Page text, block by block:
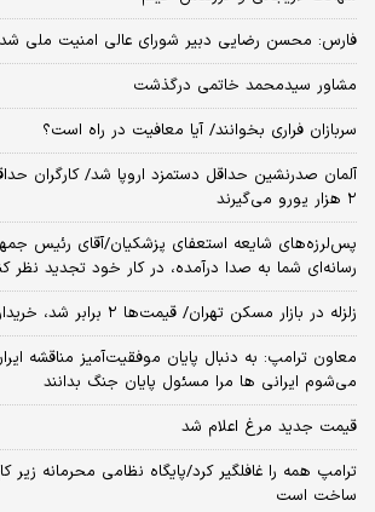
فارس: محسن رضایی دبیر شورای عالی امنیت ملی شد
مشاور سیدمحمد خاتمی درگذشت
سربازان فراری بخوانند/ آیا معافیت در راه است؟
آلمان صدرنشین حداقل دستمزد اروپا شد/ کارگران
۲ هزار یورو می‌گیرند
پس‌لرزه‌های شایعه استعفای پزشکیان/آقای رئیس
رسانه‌ای شما به صدا درآمده، در کار خود تجدید نظر
زلزله در بازار مسکن تهران/ قیمت‌ها ۲ برابر شد، خریدار ناپدید شد
معاون ترامپ: به دنبال پایان موفقیت‌آمیز مناقشه
می‌شوم ایرانی ها مرا مسئول پایان جنگ بدانند
قیمت جدید مرغ اعلام شد
ترامپ همه را غافلگیر کرد/پایگاه نظامی محرمانه
ساخت است